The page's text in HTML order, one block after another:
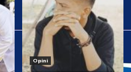
Opini